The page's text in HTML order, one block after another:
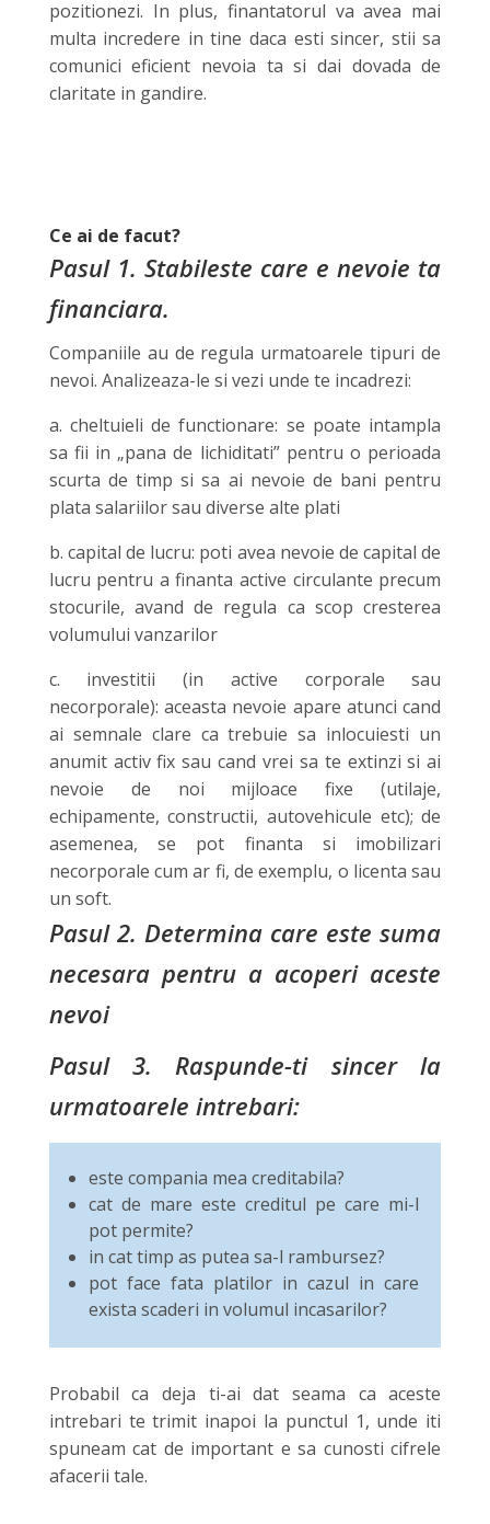
pozitionezi. In plus, finantatorul va avea mai
multa incredere in tine daca esti sincer, stii sa
comunici eficient nevoia ta si dai dovada de
claritate in gandire.
Ce ai de facut?
Pasul 1. Stabileste care e nevoie ta
financiara.
Companiile au de regula urmatoarele tipuri de
nevoi. Analizeaza-le si vezi unde te incadrezi:
a. cheltuieli de functionare: se poate intampla
sa fii in „pana de lichiditati” pentru o perioada
scurta de timp si sa ai nevoie de bani pentru
plata salariilor sau diverse alte plati
b. capital de lucru: poti avea nevoie de capital de
lucru pentru a finanta active circulante precum
stocurile, avand de regula ca scop cresterea
volumului vanzarilor
c. investitii (in active corporale sau
necorporale): aceasta nevoie apare atunci cand
ai semnale clare ca trebuie sa inlocuiesti un
anumit activ fix sau cand vrei sa te extinzi si ai
nevoie de noi mijloace fixe (utilaje,
echipamente, constructii, autovehicule etc); de
asemenea, se pot finanta si imobilizari
necorporale cum ar fi, de exemplu, o licenta sau
un soft.
Pasul 2. Determina care este suma
necesara pentru a acoperi aceste
nevoi
Pasul 3. Raspunde-ti sincer la
urmatoarele intrebari:
este compania mea creditabila?
cat de mare este creditul pe care mi-l
pot permite?
in cat timp as putea sa-l rambursez?
pot face fata platilor in cazul in care
exista scaderi in volumul incasarilor?
Probabil ca deja ti-ai dat seama ca aceste
intrebari te trimit inapoi la punctul 1, unde iti
spuneam cat de important e sa cunosti cifrele
afacerii tale.